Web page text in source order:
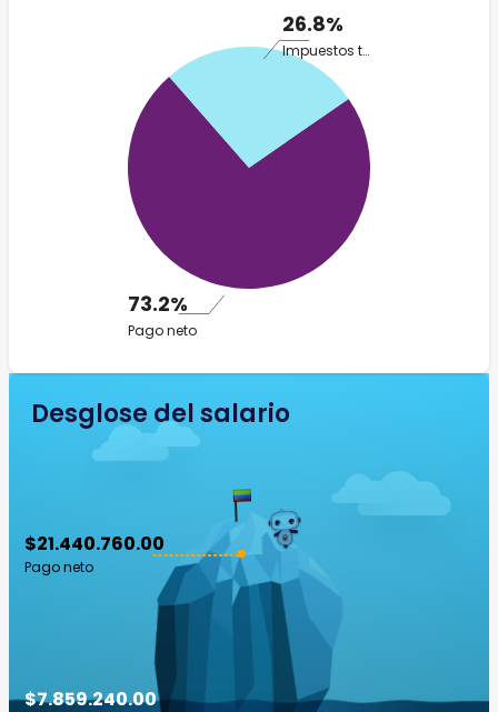
26.8%
Impuestos totales
73.2%
Pago neto
Desglose del salario
$21.440.760.00
Pago neto
$7.859.240.00